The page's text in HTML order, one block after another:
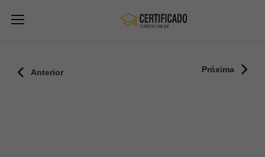
Anterior Próxima